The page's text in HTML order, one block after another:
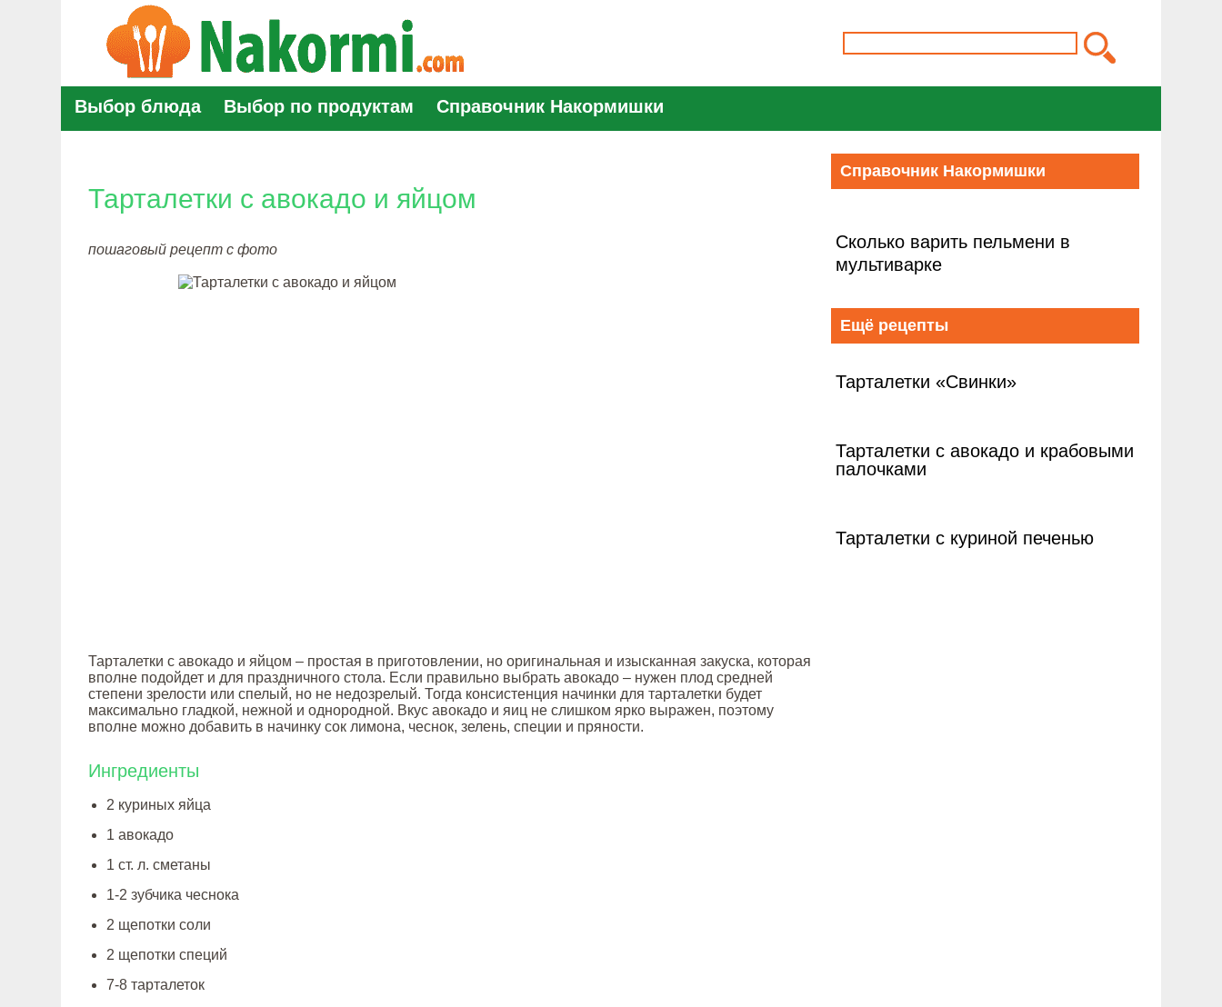
Выбор блюда Выбор по продуктам Справочник Накормишки
Тарталетки с авокадо и яйцом
пошаговый рецепт с фото
Тарталетки с авокадо и яйцом – простая в приготовлении, но оригинальная и изысканная закуска, которая
вполне подойдет и для праздничного стола. Если правильно выбрать авокадо – нужен плод средней
степени зрелости или спелый, но не недозрелый. Тогда консистенция начинки для тарталетки будет
максимально гладкой, нежной и однородной. Вкус авокадо и яиц не слишком ярко выражен, поэтому
вполне можно добавить в начинку сок лимона, чеснок, зелень, специи и пряности.
Ингредиенты
2 куриных яйца
1 авокадо
1 ст. л. сметаны
1-2 зубчика чеснока
2 щепотки соли
2 щепотки специй
7-8 тарталеток
Справочник Накормишки
Сколько варить пельмени в
мультиварке
Ещё рецепты
Тарталетки «Свинки»
Тарталетки с авокадо и крабовыми
палочками
Тарталетки с куриной печенью